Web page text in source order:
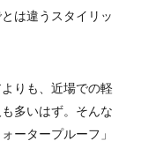
は違うスタイリッ
りも、近場での軽
多いはず。そんな
ータープルーフ」